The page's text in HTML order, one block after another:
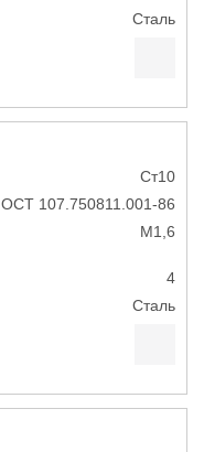
Сталь
Ст10
ОСТ 107.750811.001-86
М1,6
4
Сталь